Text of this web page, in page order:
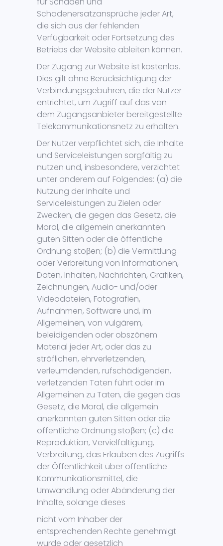
Schadenersatzansprüche jeder Art,
die sich aus der fehlenden
Verfügbarkeit oder Fortsetzung des
Betriebs der Website ableiten können.
Der Zugang zur Website ist kostenlos.
Dies gilt ohne Berücksichtigung der
Verbindungsgebühren, die der Nutzer
entrichtet, um Zugriff auf das von
dem Zugangsanbieter bereitgestellte
Telekommunikationsnetz zu erhalten.
Der Nutzer verpflichtet sich, die Inhalte
und Serviceleistungen sorgfältig zu
nutzen und, insbesondere, verzichtet
unter anderem auf Folgendes: (a) die
Nutzung der Inhalte und
Serviceleistungen zu Zielen oder
Zwecken, die gegen das Gesetz, die
Moral, die allgemein anerkannten
guten Sitten oder die öffentliche
Ordnung stoβen; (b) die Vermittlung
oder Verbreitung von Informationen,
Daten, Inhalten, Nachrichten, Grafiken,
Zeichnungen, Audio- und/oder
Videodateien, Fotografien,
Aufnahmen, Software und, im
Allgemeinen, von vulgärem,
beleidigenden oder obszönem
Material jeder Art, oder das zu
sträflichen, ehrverletzenden,
verleumdenden, rufschädigenden,
verletzenden Taten führt oder im
Allgemeinen zu Taten, die gegen das
Gesetz, die Moral, die allgemein
anerkannten guten Sitten oder die
öffentliche Ordnung stoβen; (c) die
Reproduktion, Vervielfältigung,
Verbreitung, das Erlauben des Zugriffs
der Öffentlichkeit über öffentliche
Kommunikationsmittel, die
Umwandlung oder Abänderung der
Inhalte, solange dieses
nicht vom Inhaber der
entsprechenden Rechte genehmigt
wurde oder gesetzlich